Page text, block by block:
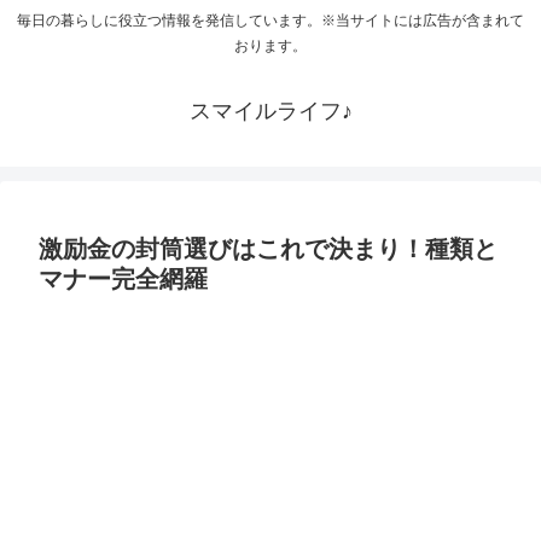
毎日の暮らしに役立つ情報を発信しています。※当サイトには広告が含まれて
おります。
スマイルライフ♪
激励金の封筒選びはこれで決まり！種類と
マナー完全網羅